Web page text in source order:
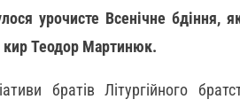
урочисте Всенічне бдіння,
кир Теодор Мартинюк.
братів Літургійного